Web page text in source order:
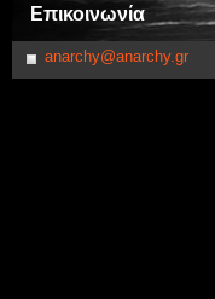
Επικοινωνία
anarchy@anarchy.gr